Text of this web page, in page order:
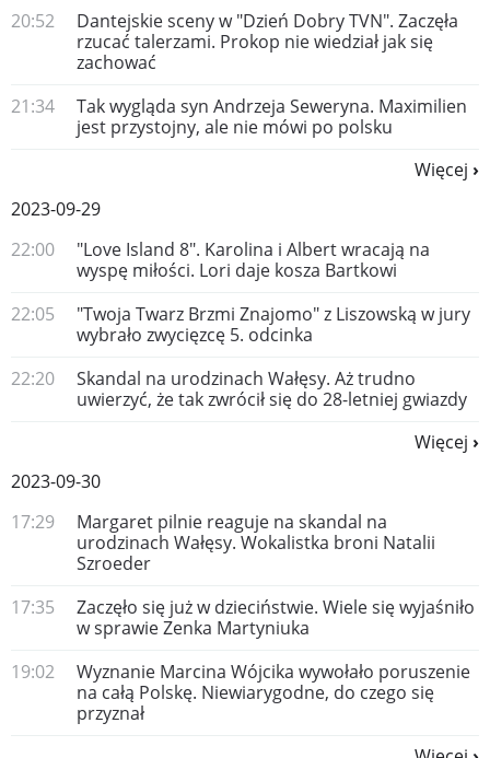
20:52
Dantejskie sceny w "Dzień Dobry TVN". Zaczęła
rzucać talerzami. Prokop nie wiedział jak się
zachować
21:34
Tak wygląda syn Andrzeja Seweryna. Maximilien
jest przystojny, ale nie mówi po polsku
Więcej
2023-09-29
22:00
"Love Island 8". Karolina i Albert wracają na
wyspę miłości. Lori daje kosza Bartkowi
22:05
"Twoja Twarz Brzmi Znajomo" z Liszowską w jury
wybrało zwycięzcę 5. odcinka
22:20
Skandal na urodzinach Wałęsy. Aż trudno
uwierzyć, że tak zwrócił się do 28-letniej gwiazdy
Więcej
2023-09-30
17:29
Margaret pilnie reaguje na skandal na
urodzinach Wałęsy. Wokalistka broni Natalii
Szroeder
17:35
Zaczęło się już w dzieciństwie. Wiele się wyjaśniło
w sprawie Zenka Martyniuka
19:02
Wyznanie Marcina Wójcika wywołało poruszenie
na całą Polskę. Niewiarygodne, do czego się
przyznał